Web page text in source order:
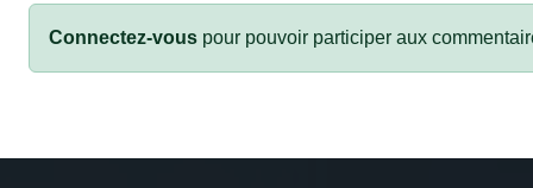
Connectez-vous pour pouvoir participer aux